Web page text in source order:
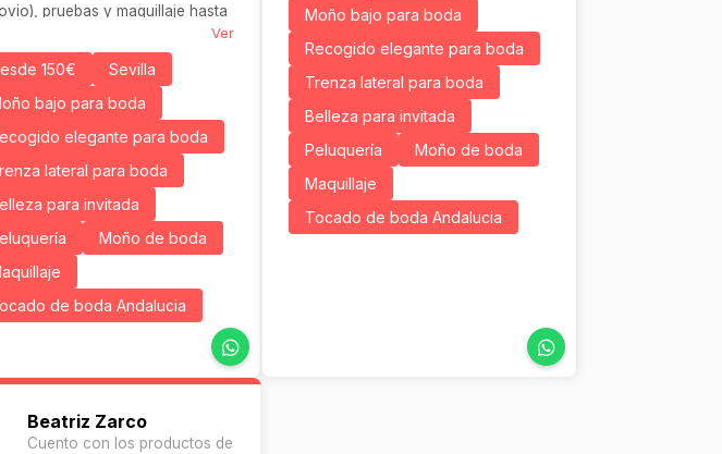
pruebas y maquillaje hasta
un día sin estrés y con
impecables.
Ver
150€
Sevilla
bajo para boda
elegante para boda
lateral para boda
para invitada
Moño de boda
de boda Andalucia
preocupaciones
Moño bajo para boda
Recogido elegante para boda
Trenza lateral para boda
Belleza para invitada
Peluquería
Moño de boda
Maquillaje
Tocado de boda Andalucia
Beatriz Zarco
Cuento con los productos de